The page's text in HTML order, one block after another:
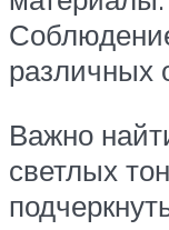
различных
Важно
светлых